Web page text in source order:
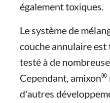
également toxiques.
Le système de
couche annulaire est
testé à de
Cependant, amixon®
d'autres